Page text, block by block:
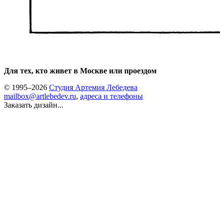
Для тех, кто живет в Москве или проездом
© 1995–2026 Студия Артемия Лебедева
mailbox@artlebedev.ru, адреса и телефоны
Заказать дизайн...